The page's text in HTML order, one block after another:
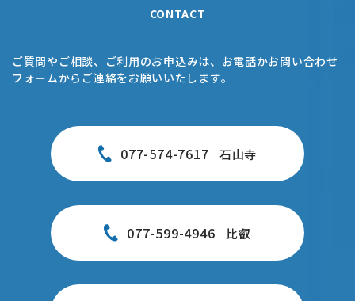
CONTACT
ご質問やご相談、ご利用のお申込みは、お電話かお問い合わせ
フォームからご連絡をお願いいたします。
077-574-7617 石山寺
077-599-4946 比叡